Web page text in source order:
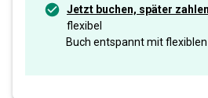
Jetzt buchen, später zahlen
flexibel
Buch entspannt mit